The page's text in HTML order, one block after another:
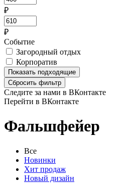
₽
₽
Событие
Загородный отдых
Корпоратив
Показать подходящие
Сбросить фильтр
Следите за нами в ВКонтакте
Перейти в ВКонтакте
Фальшфейер
Все
Новинки
Хит продаж
Новый дизайн